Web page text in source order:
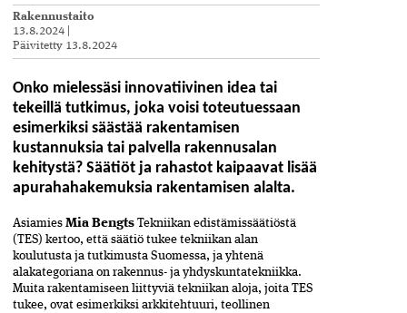
Rakennustaito
13.8.2024
Päivitetty 13.8.2024
Onko mielessäsi innovatiivinen idea tai
tekeillä tutkimus, joka voisi toteutuessaan
esimerkiksi säästää rakentamisen
kustannuksia tai palvella rakennusalan
kehitystä? Säätiöt ja rahastot kaipaavat lisää
apurahahakemuksia rakentamisen alalta.
Asiamies Mia Bengts Tekniikan edistämissäätiöstä
(TES) kertoo, että säätiö tukee tekniikan alan
koulutusta ja tutkimusta Suomessa, ja yhtenä
alakategoriana on rakennus- ja yhdyskuntatekniikka.
Muita rakentamiseen liittyviä tekniikan aloja, joita TES
tukee, ovat esimerkiksi arkkitehtuuri, teollinen